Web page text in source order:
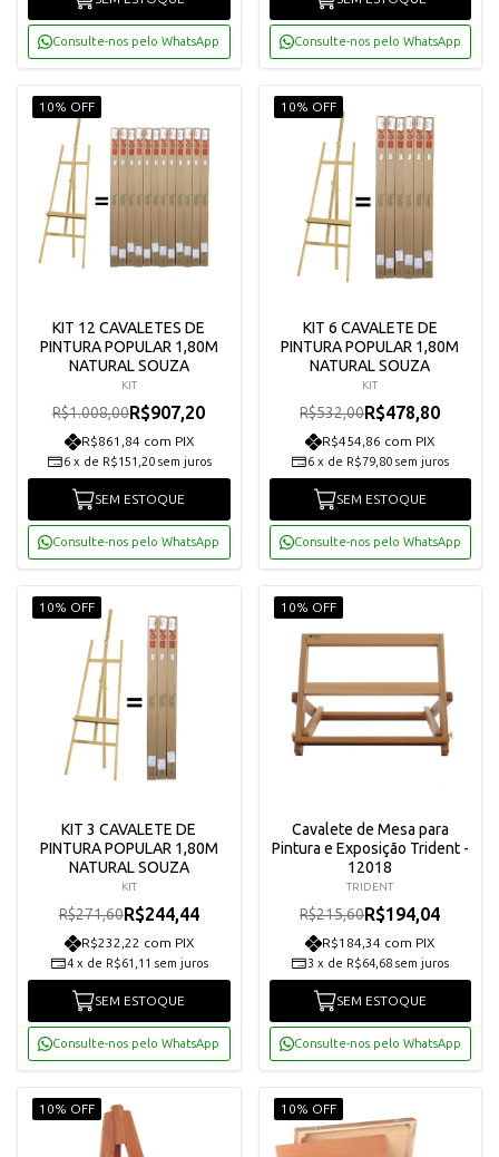
Consulte-nos pelo WhatsApp Consulte-nos pelo WhatsApp
10% OFF
KIT 12 CAVALETES DE
PINTURA POPULAR 1,80M
NATURAL SOUZA
KIT
R$1.008,00R$907,20
R$861,84 com PIX
6 x de R$151,20 sem juros
SEM ESTOQUE
Consulte-nos pelo WhatsApp
10% OFF
KIT 6 CAVALETE DE
PINTURA POPULAR 1,80M
NATURAL SOUZA
KIT
R$532,00R$478,80
R$454,86 com PIX
6 x de R$79,80 sem juros
SEM ESTOQUE
Consulte-nos pelo WhatsApp
10% OFF
KIT 3 CAVALETE DE
PINTURA POPULAR 1,80M
NATURAL SOUZA
KIT
R$271,60R$244,44
R$232,22 com PIX
4 x de R$61,11 sem juros
SEM ESTOQUE
Consulte-nos pelo WhatsApp
10% OFF
Cavalete de Mesa para
Pintura e Exposição Trident -
12018
TRIDENT
R$215,60R$194,04
R$184,34 com PIX
3 x de R$64,68 sem juros
SEM ESTOQUE
Consulte-nos pelo WhatsApp
10% OFF 10% OFF